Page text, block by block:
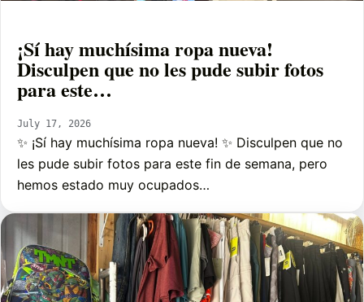
¡Sí hay muchísima ropa nueva!
Disculpen que no les pude subir fotos
para este…
July 17, 2026
✨ ¡Sí hay muchísima ropa nueva! ✨ Disculpen que no
les pude subir fotos para este fin de semana, pero
hemos estado muy ocupados…